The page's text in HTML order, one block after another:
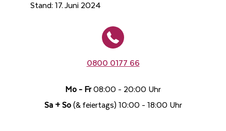
Stand: 17. Juni 2024
0800 0177 66
Mo - Fr08:00 - 20:00 Uhr
Sa + So(& feiertags) 10:00 - 18:00 Uhr